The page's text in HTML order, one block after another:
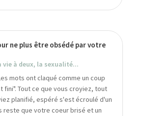
ne plus être obsédé par votre
vie à deux, la sexualité...
mots ont claqué comme un coup
fini". Tout ce que vous croyiez, tout
planifié, espéré s'est écroulé d'un
reste que votre coeur brisé et un